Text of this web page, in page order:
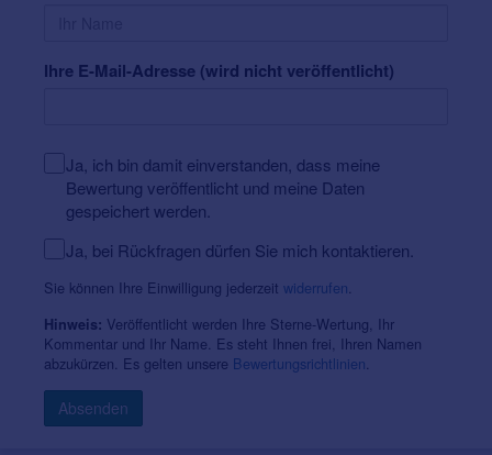
Ihre E-Mail-Adresse (wird nicht veröffentlicht)
Ja, ich bin damit einverstanden, dass meine
Bewertung veröffentlicht und meine Daten
gespeichert werden.
Ja, bei Rückfragen dürfen Sie mich kontaktieren.
Sie können Ihre Einwilligung jederzeit widerrufen
Hinweis: Veröffentlicht werden Ihre Sterne-Wertung, Ihr
Kommentar und Ihr Name. Es steht Ihnen frei, Ihren Namen
abzukürzen. Es gelten unsere Bewertungsrichtlinien
Absenden